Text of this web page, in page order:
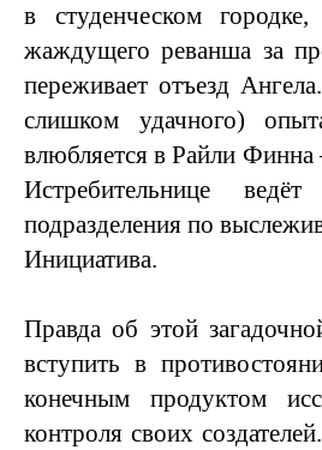
в студенческом
жаждущего реванша за
переживает отъезд
слишком удачного)
влюбляется в Райли
Истребительнице
подразделения по
Инициатива.
Правда об этой
вступить в
конечным продуктом
контроля своих